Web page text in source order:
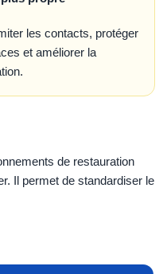
les contacts, protéger
et améliorer la
de restauration
Il permet de standardiser le